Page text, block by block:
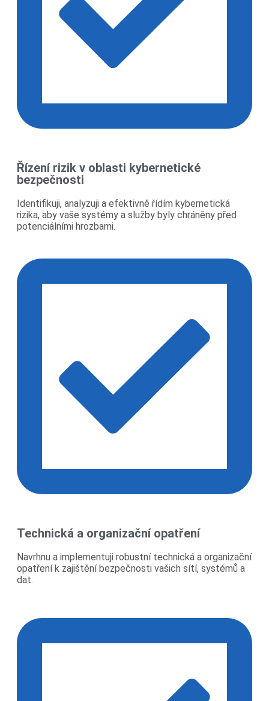
Řízení rizik v oblasti kybernetické
bezpečnosti
Identifikuji, analyzuji a efektivně řídím kybernetická
rizika, aby vaše systémy a služby byly chráněny před
potenciálními hrozbami.
Technická a organizační opatření
Navrhnu a implementuji robustní technická a organizační
opatření k zajištění bezpečnosti vašich sítí, systémů a
dat.